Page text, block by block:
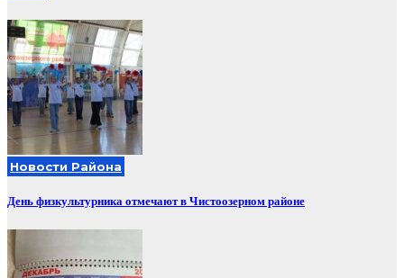
Новости Района
День физкультурника отмечают в Чистоозерном районе